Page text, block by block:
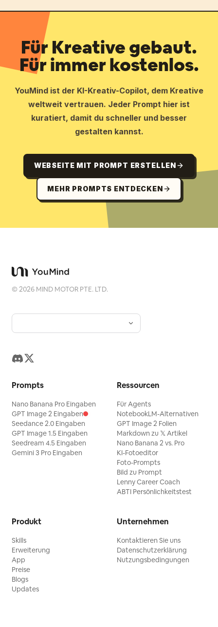
Für Kreative gebaut.
Für immer kostenlos.
YouMind ist der KI-Kreativ-Copilot, dem Kreative
weltweit vertrauen. Jeder Prompt hier ist
kuratiert, damit du schneller und besser
gestalten kannst.
WEBSEITE MIT PROMPT ERSTELLEN
MEHR PROMPTS ENTDECKEN
©2026 MIND MOTOR PTE. LTD.
Prompts
Nano Banana Pro Eingaben
GPT Image 2 Eingaben
Seedance 2.0 Eingaben
GPT Image 1.5 Eingaben
Seedream 4.5 Eingaben
Gemini 3 Pro Eingaben
Ressourcen
Für Agents
NotebookLM-Alternativen
GPT Image 2 Folien
Markdown zu 𝕏 Artikel
Nano Banana 2 vs. Pro
KI-Fotoeditor
Foto-Prompts
Bild zu Prompt
Lenny Career Coach
ABTI Persönlichkeitstest
Produkt
Skills
Erweiterung
App
Preise
Blogs
Updates
Unternehmen
Kontaktieren Sie uns
Datenschutzerklärung
Nutzungsbedingungen